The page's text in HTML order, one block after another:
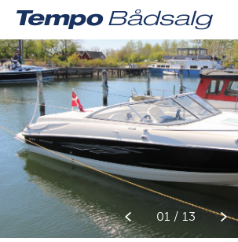
01 / 13